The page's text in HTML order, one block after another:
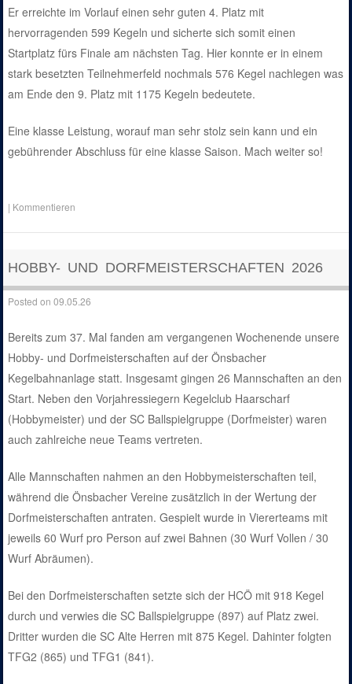
Er erreichte im Vorlauf einen sehr guten 4. Platz mit
hervorragenden 599 Kegeln und sicherte sich somit einen
Startplatz fürs Finale am nächsten Tag. Hier konnte er in einem
stark besetzten Teilnehmerfeld nochmals 576 Kegel nachlegen was
am Ende den 9. Platz mit 1175 Kegeln bedeutete.
Eine klasse Leistung, worauf man sehr stolz sein kann und ein
gebührender Abschluss für eine klasse Saison. Mach weiter so!
| Kommentieren
HOBBY- UND DORFMEISTERSCHAFTEN 2026
Posted on09.05.26
Bereits zum 37. Mal fanden am vergangenen Wochenende unsere
Hobby- und Dorfmeisterschaften auf der Önsbacher
Kegelbahnanlage statt. Insgesamt gingen 26 Mannschaften an den
Start. Neben den Vorjahressiegern Kegelclub Haarscharf
(Hobbymeister) und der SC Ballspielgruppe (Dorfmeister) waren
auch zahlreiche neue Teams vertreten.
Alle Mannschaften nahmen an den Hobbymeisterschaften teil,
während die Önsbacher Vereine zusätzlich in der Wertung der
Dorfmeisterschaften antraten. Gespielt wurde in Viererteams mit
jeweils 60 Wurf pro Person auf zwei Bahnen (30 Wurf Vollen / 30
Wurf Abräumen).
Bei den Dorfmeisterschaften setzte sich der HCÖ mit 918 Kegel
durch und verwies die SC Ballspielgruppe (897) auf Platz zwei.
Dritter wurden die SC Alte Herren mit 875 Kegel. Dahinter folgten
TFG2 (865) und TFG1 (841).